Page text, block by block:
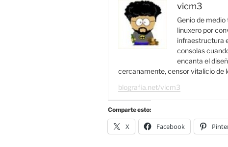
vicm3
Genio de
linuxero por
infraestructura
consolas
encanta el
cercanamente, censor vitalicio de
blografia.net/vicm3
Comparte esto:
X Facebook